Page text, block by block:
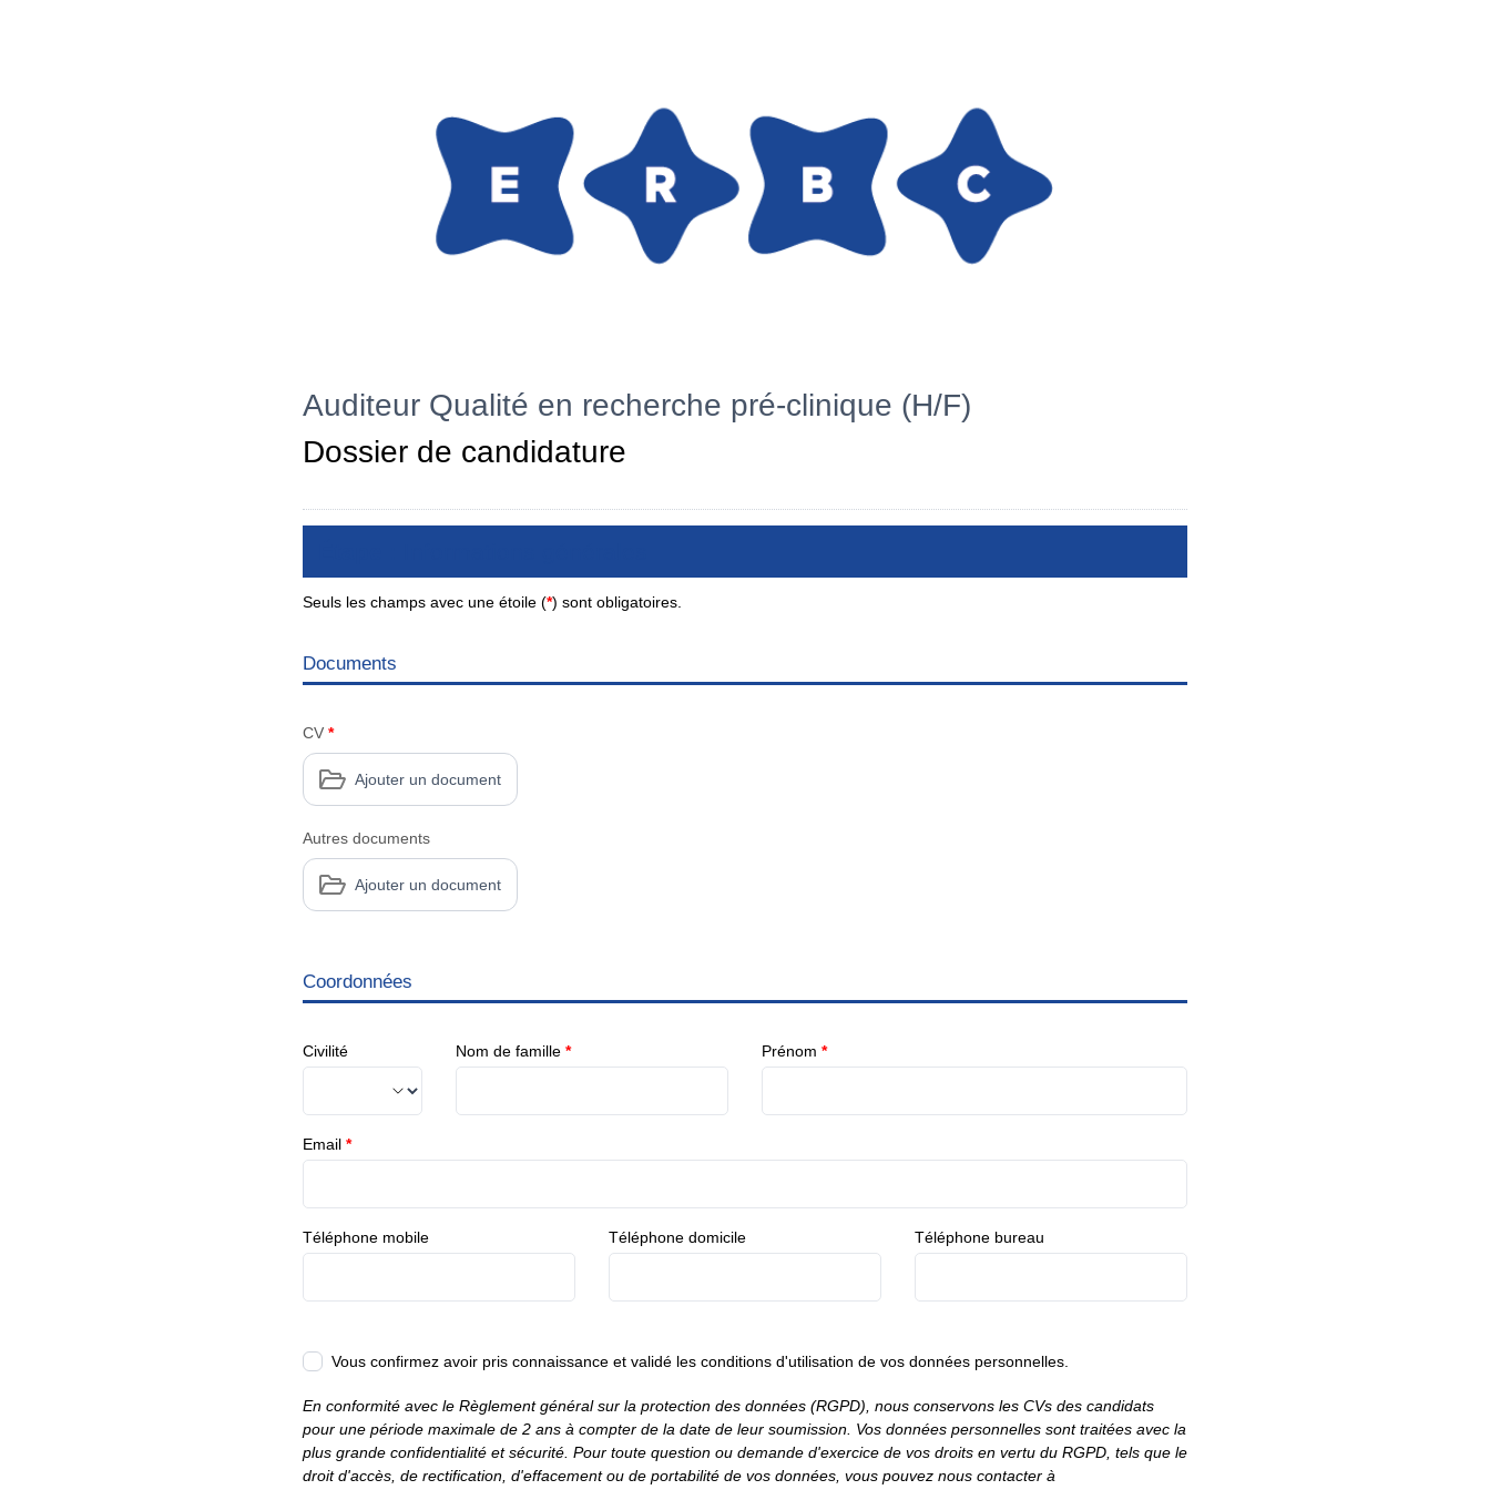
Auditeur Qualité en recherche pré-clinique (H/F)
Dossier de candidature
Seuls les champs avec une étoile (*) sont obligatoires.
Documents
CV *
Ajouter un document
Autres documents
Ajouter un document
Coordonnées
Civilité Nom de famille * Prénom *
Email *
Téléphone mobile Téléphone domicile Téléphone bureau
Vous confirmez avoir pris connaissance et validé les conditions d'utilisation de vos données personnelles.
En conformité avec le Règlement général sur la protection des données (RGPD), nous conservons les CVs des candidats
pour une période maximale de 2 ans à compter de la date de leur soumission. Vos données personnelles sont traitées avec la
plus grande confidentialité et sécurité. Pour toute question ou demande d'exercice de vos droits en vertu du RGPD, tels que le
droit d'accès, de rectification, d'effacement ou de portabilité de vos données, vous pouvez nous contacter à